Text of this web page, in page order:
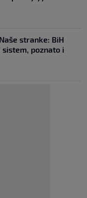
stranke: BiH
poznato i